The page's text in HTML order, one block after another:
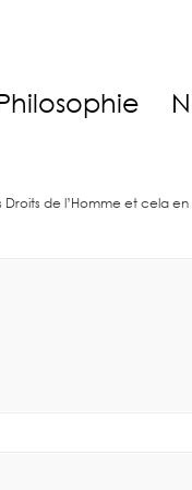
de l’Homme et cela